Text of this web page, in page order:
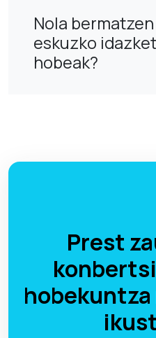
Nola
eskuzko
hobeak?
Prest